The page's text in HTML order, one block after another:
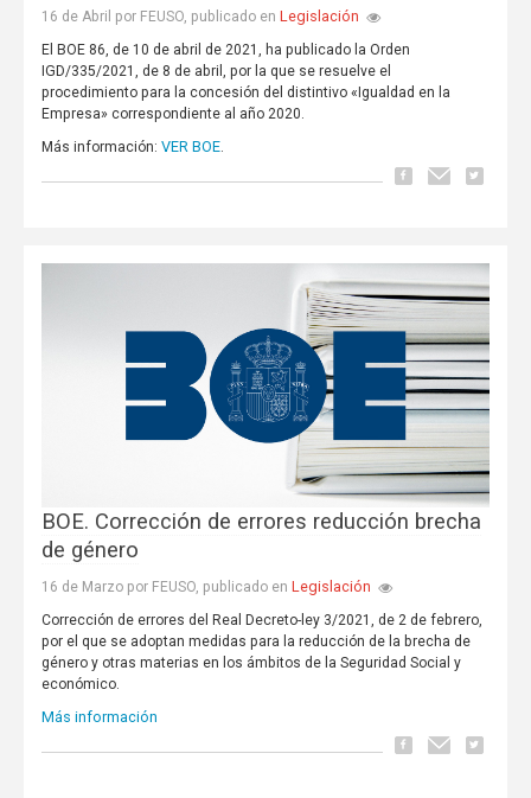
16 de Abril por FEUSO, publicado en Legislación
El BOE 86, de 10 de abril de 2021, ha publicado la Orden
IGD/335/2021, de 8 de abril, por la que se resuelve el
procedimiento para la concesión del distintivo «Igualdad en la
Empresa» correspondiente al año 2020.
Más información: VER BOE.
BOE. Corrección de errores reducción brecha
de género
16 de Marzo por FEUSO, publicado en Legislación
Corrección de errores del Real Decreto-ley 3/2021, de 2 de febrero,
por el que se adoptan medidas para la reducción de la brecha de
género y otras materias en los ámbitos de la Seguridad Social y
económico.
Más información